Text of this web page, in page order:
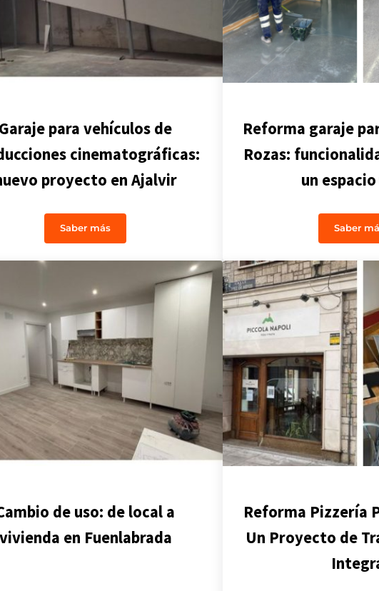
para renovar espacios de trabajo
Garaje para vehículos de
cinematográficas:
proyecto en Ajalvir
Saber másGaraje para vehículos de producciones cinematográficas:
Reforma garaje
Rozas:
un
Saber
de uso: de local a
vivienda en Fuenlabrada
Reforma Pizzería
Un Proyecto de